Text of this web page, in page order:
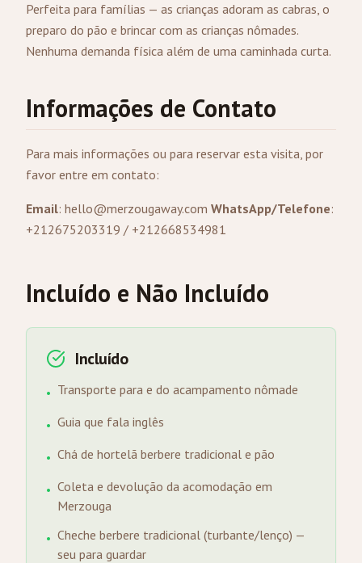
Perfeita para famílias — as crianças adoram as cabras, o
preparo do pão e brincar com as crianças nômades.
Nenhuma demanda física além de uma caminhada curta.
Informações de Contato
Para mais informações ou para reservar esta visita, por
favor entre em contato:
Email: hello@merzougaway.com WhatsApp/Telefone:
+212675203319 / +212668534981
Incluído e Não Incluído
Incluído
• Transporte para e do acampamento nômade
• Guia que fala inglês
• Chá de hortelã berbere tradicional e pão
• Coleta e devolução da acomodação em
Merzouga
• Cheche berbere tradicional (turbante/lenço) —
seu para guardar